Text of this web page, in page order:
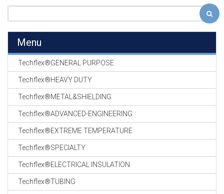
Menu
Techflex®GENERAL PURPOSE
Techflex®HEAVY DUTY
Techflex®METAL&SHIELDING
Techflex®ADVANCED-ENGINEERING
Techflex®EXTREME TEMPERATURE
Techflex®SPECIALTY
Techflex®ELECTRICAL INSULATION
Techflex®TUBING